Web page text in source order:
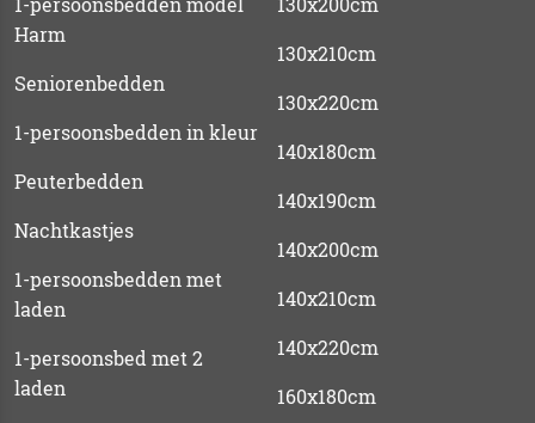
Harm
Seniorenbedden
1-persoonsbedden in kleur
Peuterbedden
Nachtkastjes
1-persoonsbedden met
laden
1-persoonsbed met 2
laden
130x210cm
130x220cm
140x180cm
140x190cm
140x200cm
140x210cm
140x220cm
160x180cm